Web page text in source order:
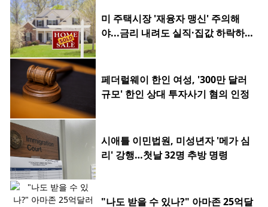
미 주택시장 '재융자 맹신' 주의해
야...금리 내려도 실직·집값 하락하
페더럴웨이 한인 여성, '300만 달러
규모' 한인 상대 투자사기 혐의 인정
시애틀 이민법원, 미성년자 '메가 심
리' 강행…첫날 32명 추방 명령
"나도 받을 수 있나?" 아마존 25억달